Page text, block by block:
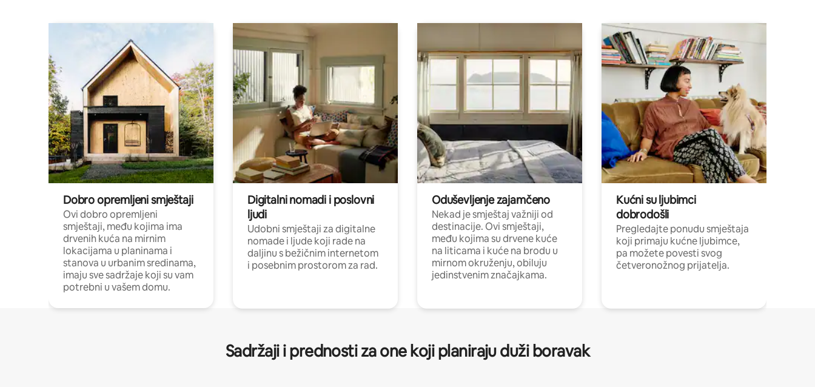
Dobro opremljeni smještaji
Ovi dobro opremljeni
smještaji, među kojima ima
drvenih kuća na mirnim
lokacijama u planinama i
stanova u urbanim sredinama,
imaju sve sadržaje koji su vam
potrebni u vašem domu.
Digitalni nomadi i poslovni
ljudi
Udobni smještaji za digitalne
nomade i ljude koji rade na
daljinu s bežičnim internetom
i posebnim prostorom za rad.
Oduševljenje zajamčeno
Nekad je smještaj važniji od
destinacije. Ovi smještaji,
među kojima su drvene kuće
na liticama i kuće na brodu u
mirnom okruženju, obiluju
jedinstvenim značajkama.
Kućni su ljubimci
dobrodošli
Pregledajte ponudu smještaja
koji primaju kućne ljubimce,
pa možete povesti svog
četveronožnog prijatelja.
Sadržaji i prednosti za one koji planiraju duži boravak